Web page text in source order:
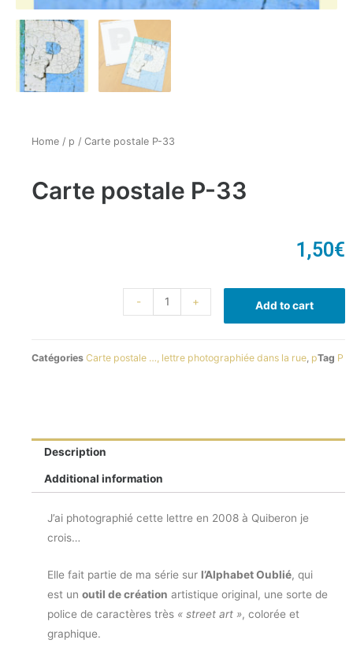
Home / p / Carte postale P-33
Carte postale P-33
1,50€
- + Add to cart
Catégories Carte postale …, lettre photographiée dans la rue pTag P
Description
Additional information
J’ai photographié cette lettre en 2008 à Quiberon je
crois…
Elle fait partie de ma série sur l’Alphabet Oublié, qui
est un outil de création artistique original, une sorte de
police de caractères très « street art », colorée et
graphique.